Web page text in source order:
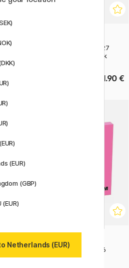
Post-it Super Sticky 76x127
Kleurenmix Carnival 6-pack
31.90 €
Post-it Super Sticky 76x76
Fuchsia
(EUR)
(GBP)
Netherlands (EUR)